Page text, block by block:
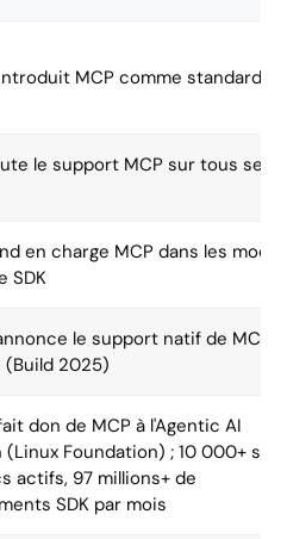
MCP comme standard
le support MCP sur tous ses
en charge MCP dans les
SDK
le support natif de MCP
(Build 2025)
don de MCP à l'Agentic AI
(Linux Foundation) ; 10 000+
actifs, 97 millions+ de
SDK par mois